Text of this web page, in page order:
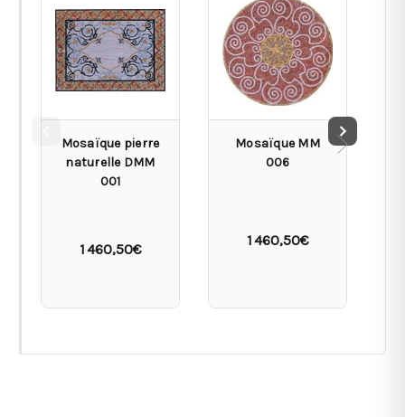
Mosaïque pierre
naturelle DMM
001
1 460,50€
Mosaïque MM
006
1 460,50€